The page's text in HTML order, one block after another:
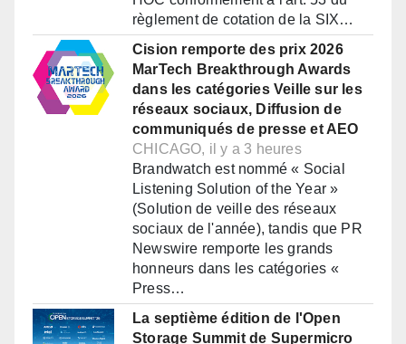
règlement de cotation de la SIX…
Cision remporte des prix 2026
MarTech Breakthrough Awards
dans les catégories Veille sur les
réseaux sociaux, Diffusion de
communiqués de presse et AEO
CHICAGO, il y a 3 heures
Brandwatch est nommé « Social
Listening Solution of the Year »
(Solution de veille des réseaux
sociaux de l'année), tandis que PR
Newswire remporte les grands
honneurs dans les catégories «
Press…
La septième édition de l'Open
Storage Summit de Supermicro